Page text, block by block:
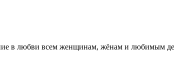
в любви всем женщинам, жёнам и любимым